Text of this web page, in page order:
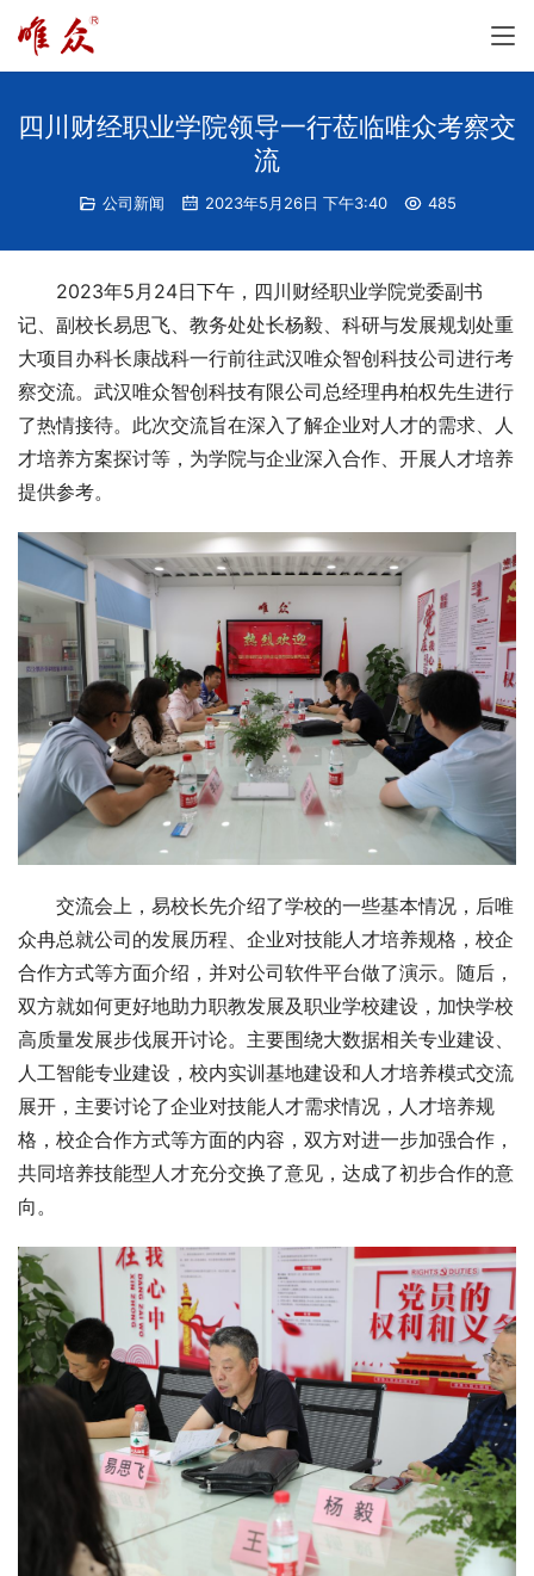
四川财经职业学院领导一行莅临唯众考察交
流
公司新闻 2023年5月26日 下午3:40 485
2023年5月24日下午，四川财经职业学院党委副书
记、副校长易思飞、教务处处长杨毅、科研与发展规划处重
大项目办科长康战科一行前往武汉唯众智创科技公司进行考
察交流。武汉唯众智创科技有限公司总经理冉柏权先生进行
了热情接待。此次交流旨在深入了解企业对人才的需求、人
才培养方案探讨等，为学院与企业深入合作、开展人才培养
提供参考。
交流会上，易校长先介绍了学校的一些基本情况，后唯
众冉总就公司的发展历程、企业对技能人才培养规格，校企
合作方式等方面介绍，并对公司软件平台做了演示。随后，
双方就如何更好地助力职教发展及职业学校建设，加快学校
高质量发展步伐展开讨论。主要围绕大数据相关专业建设、
人工智能专业建设，校内实训基地建设和人才培养模式交流
展开，主要讨论了企业对技能人才需求情况，人才培养规
格，校企合作方式等方面的内容，双方对进一步加强合作，
共同培养技能型人才充分交换了意见，达成了初步合作的意
向。